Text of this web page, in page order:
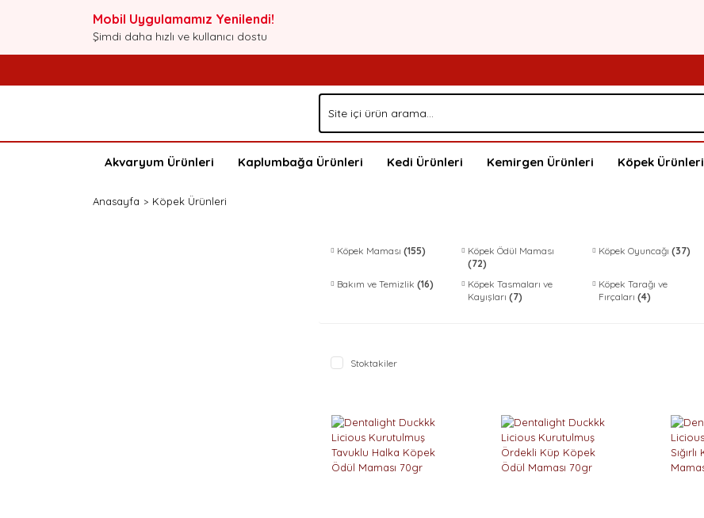
Mobil Uygulamamız Yenilendi!
Şimdi daha hızlı ve kullanıcı dostu
Akvaryum Ürünleri Kaplumbağa Ürünleri Kedi Ürünleri Kemirgen Ürünleri Köpek Ürünleri
Anasayfa Köpek Ürünleri
Köpek Maması (155)
Köpek Ödül Maması
(72)
Köpek Oyuncağı (37)
Bakım ve Temizlik (16)
Köpek Tasmaları ve
Kayışları (7)
Köpek Tarağı ve
Fırçaları (4)
Stoktakiler